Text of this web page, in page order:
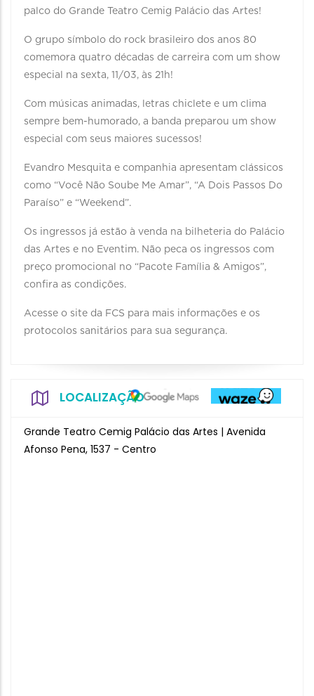
palco do Grande Teatro Cemig Palácio das Artes!
O grupo símbolo do rock brasileiro dos anos 80
comemora quatro décadas de carreira com um show
especial na sexta, 11/03, às 21h!
Com músicas animadas, letras chiclete e um clima
sempre bem-humorado, a banda preparou um show
especial com seus maiores sucessos!
Evandro Mesquita e companhia apresentam clássicos
como “Você Não Soube Me Amar”, “A Dois Passos Do
Paraíso” e “Weekend”.
Os ingressos já estão à venda na bilheteria do Palácio
das Artes e no Eventim. Não peca os ingressos com
preço promocional no “Pacote Família & Amigos”,
confira as condições.
Acesse o site da FCS para mais informações e os
protocolos sanitários para sua segurança.
LOCALIZAÇÃO
Grande Teatro Cemig Palácio das Artes | Avenida
Afonso Pena, 1537 - Centro